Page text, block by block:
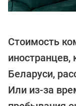
Стоимость
Беларуси,
Или из-за